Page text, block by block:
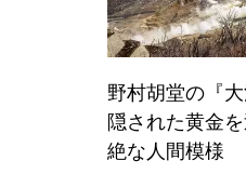
野村胡堂の『
隠された黄金
絶な人間模様